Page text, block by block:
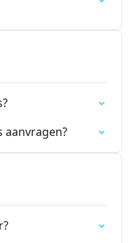
aanvragen?